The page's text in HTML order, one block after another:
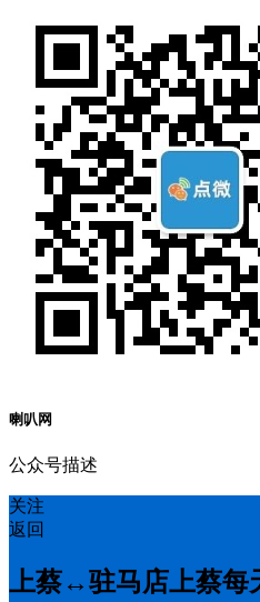
喇叭网
公众号描述
关注
返回
上蔡↔️驻马店上蔡